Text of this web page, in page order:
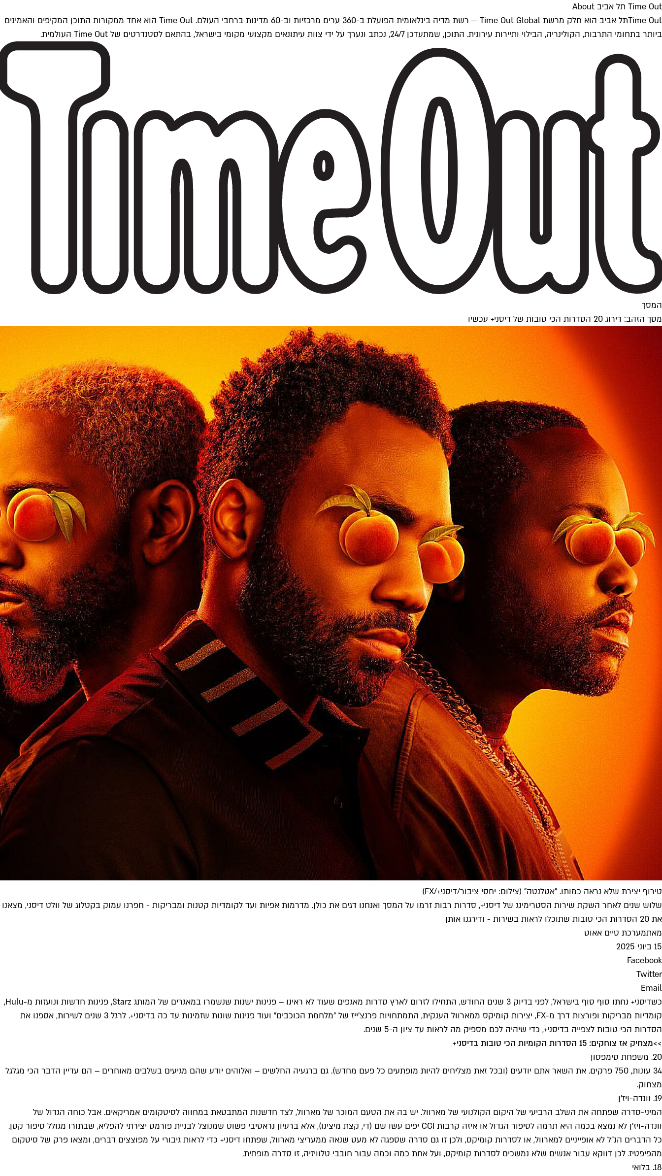
Time Out תל אביב About
Time Outתל אביב הוא חלק מרשת Time Out Global — רשת מדיה בינלאומית הפועלת ב-360 ערים מרכזיות וב-60 מדינות ברחבי העולם. Time Out הוא אחד ממקורות התוכן המקיפים והאמינים
ביותר בתחומי התרבות, הקולינריה, הבילוי ותיירות עירונית. התוכן, שמתעדכן 24/7, נכתב ונערך על ידי צוות עיתונאים מקצועי מקומי בישראל, בהתאם לסטנדרטים של Time Out העולמית.
המסך
מסך הזהב: דירוג 20 הסדרות הכי טובות של דיסני+ עכשיו
טירוף יצירת שלא נראה כמותו. "אטלנטה" (צילום: יחסי ציבור/דיסני+/FX)
שלוש שנים לאחר השקת שירות הסטרימינג של דיסני+, סדרות רבות זרמו על המסך ואנחנו דגים את כולן. מדרמות אפיות ועד לקומדיות קטנות ומבריקות - חפרנו עמוק בקטלוג של וולט דיסני, מצאנו
את 20 הסדרות הכי טובות שתוכלו לראות בשירות - ודירגנו אותן
מאתמערכת טיים אאוט
15 ביוני 2025
Facebook
Twitter
Email
כשדיסני+ נחתו סוף סוף בישראל, לפני בדיוק 3 שנים החודש, התחילו לזרום לארץ סדרות מאגפים שעוד לא ראינו – פנינות ישנות שנשמרו במאגרים של המותג Starz, פנינות חדשות ונועזות מ-Hulu,
קומדיות מבריקות ופורצות דרך מ-FX, יצירות קומיקס ממארוול הענקית, התמתחויות פרנצ'ייז של "מלחמת הכוכבים" ועוד פנינות שונות שזמינות עד כה בדיסני+. לרגל 3 שנים לשירות, אספנו את
הסדרות הכי טובות לצפייה בדיסני+, כדי שיהיה לכם מספיק מה לראות עד ציון ה-5 שנים.
>>מצחיק אז צוחקים: 15 הסדרות הקומיות הכי טובות בדיסני+
20. משפחת סימפסון
34 עונות, 750 פרקים. את השאר אתם יודעים (ובכל זאת מצליחים להיות מופתעים כל פעם מחדש). גם ברגעיה החלשים – ואלוהים יודע שהם מגיעים בשלבים מאוחרים – הם עדיין הדבר הכי מגלגל
מצחוק.
19. וונדה-ויז'ן
המיני-סדרה שפתחה את השלב הרביעי של היקום הקולנועי של מארוול. יש בה את הטעם המוכר של מארוול, לצד חדשנות המתבטאת במחווה לסיטקומים אמריקאים. אבל כוחה הגדול של
וונדה-ויז'ן לא נמצא בכמה היא תרמה לסיפור הגדול או איזה קרבות CGI יפים עשו שם (די, קצת מיצינו), אלא ברעיון נראטיבי פשוט שמנוצל לבניית פורמט יצירתי להפליא, שבתורו מגולל סיפור קטן.
כל הדברים הנ"ל לא אופייניים למארוול, או לסדרות קומיקס, ולכן זו גם סדרה שספגה לא מעט שנאה ממעריצי מארוול, שפתחו דיסני+ כדי לראות גיבורי על מפוצצים דברים, ומצאו פרק של סיטקום
מהפיפטיז. לכן דווקא עבור אנשים שלא נמשכים לסדרות קומיקס, ועל אחת כמה וכמה עבור חובבי טלוויזיה, זו סדרה מופתית.
18. בלואי